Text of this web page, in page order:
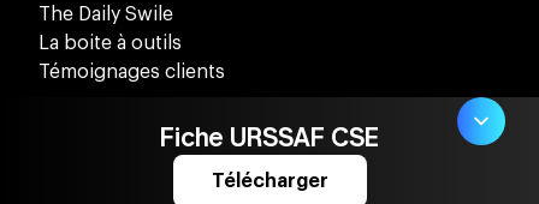
Fiche URSSAF CSE
Télécharger
The Daily Swile
La boite à outils
Témoignages clients
Mentions légales Confidentialité